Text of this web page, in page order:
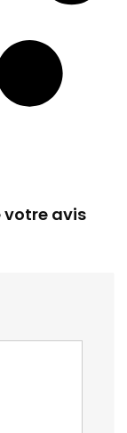
votre avis